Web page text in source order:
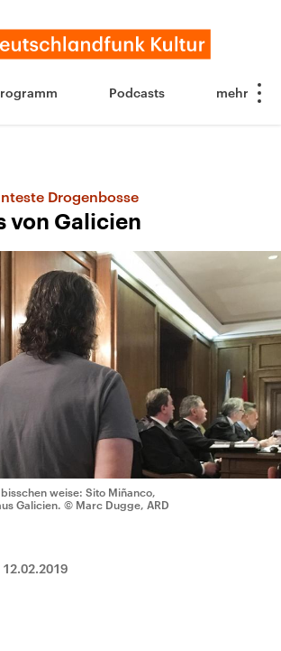
Podcasts
Drogenbosse
von Galicien
weise: Sito Miñanco,
Galicien. © Marc Dugge, ARD
12.02.2019